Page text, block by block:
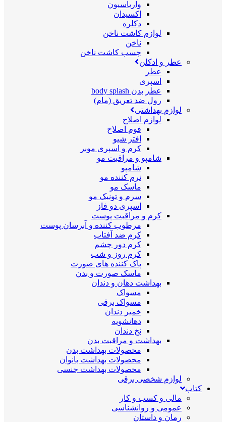
واریاسیون
اکسیدان
دکلره
لوازم کاشت ناخن
ناخن
چسب کاشت ناخن
عطر و ادکلن
عطر
اسپری
عطر بدن body splash
رول ضد تعریق (مام)
لوازم بهداشتی
لوازم اصلاح
فوم اصلاح
افتر شیو
کرم و اسپری موبر
شامپو و مراقبت مو
شامپو
نرم کننده مو
ماسک مو
سرم و تونیک مو
اسپری دو فاز
کرم و مراقبت پوست
مرطوب کننده و آبرسان پوست
کرم ضد آفتاب
کرم دور چشم
کرم روز و شب
پاک کننده های صورت
ماسک صورت و بدن
بهداشت دهان و دندان
مسواک
مسواک برقی
خمیر دندان
دهانشویه
نخ دندان
بهداشت و مراقبت بدن
محصولات بهداشت بدن
محصولات بهداشت بانوان
محصولات بهداشت جنسی
لوازم شخصی برقی
کتاب
مالی و کسب و کار
عمومی و روانشناسی
رمان و داستان